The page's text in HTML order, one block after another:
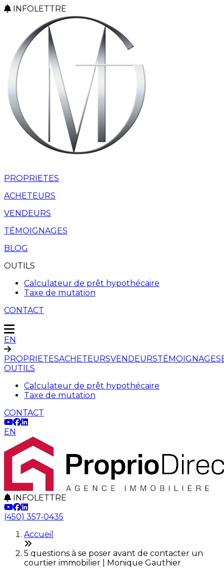
INFOLETTRE
PROPRIETES
ACHETEURS
VENDEURS
TÉMOIGNAGES
BLOG
OUTILS
Calculateur de prêt hypothécaire
Taxe de mutation
CONTACT
EN
PROPRIETESACHETEURSVENDEURSTÉMOIGNAGES
OUTILS
Calculateur de prêt hypothécaire
Taxe de mutation
CONTACT
EN
INFOLETTRE
(450) 357-0435
Accueil
5 questions à se poser avant de contacter un
courtier immobilier | Monique Gauthier